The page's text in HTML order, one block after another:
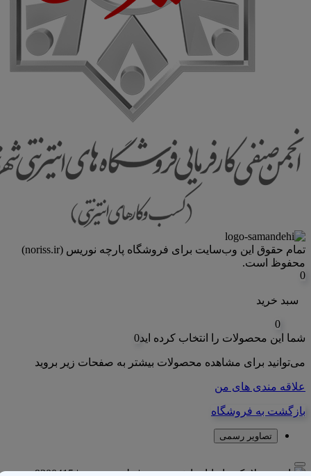
تمام حقوق اين وب‌سايت برای فروشگاه پارچه نوریس (noriss.ir)
محفوظ است.
0
سبد خرید
0
شما این محصولات را انتخاب کرده اید0
می‌توانید برای مشاهده محصولات بیشتر به صفحات زیر بروید
علاقه مندی های من
بازگشت به فروشگاه
تصاویر رسمی